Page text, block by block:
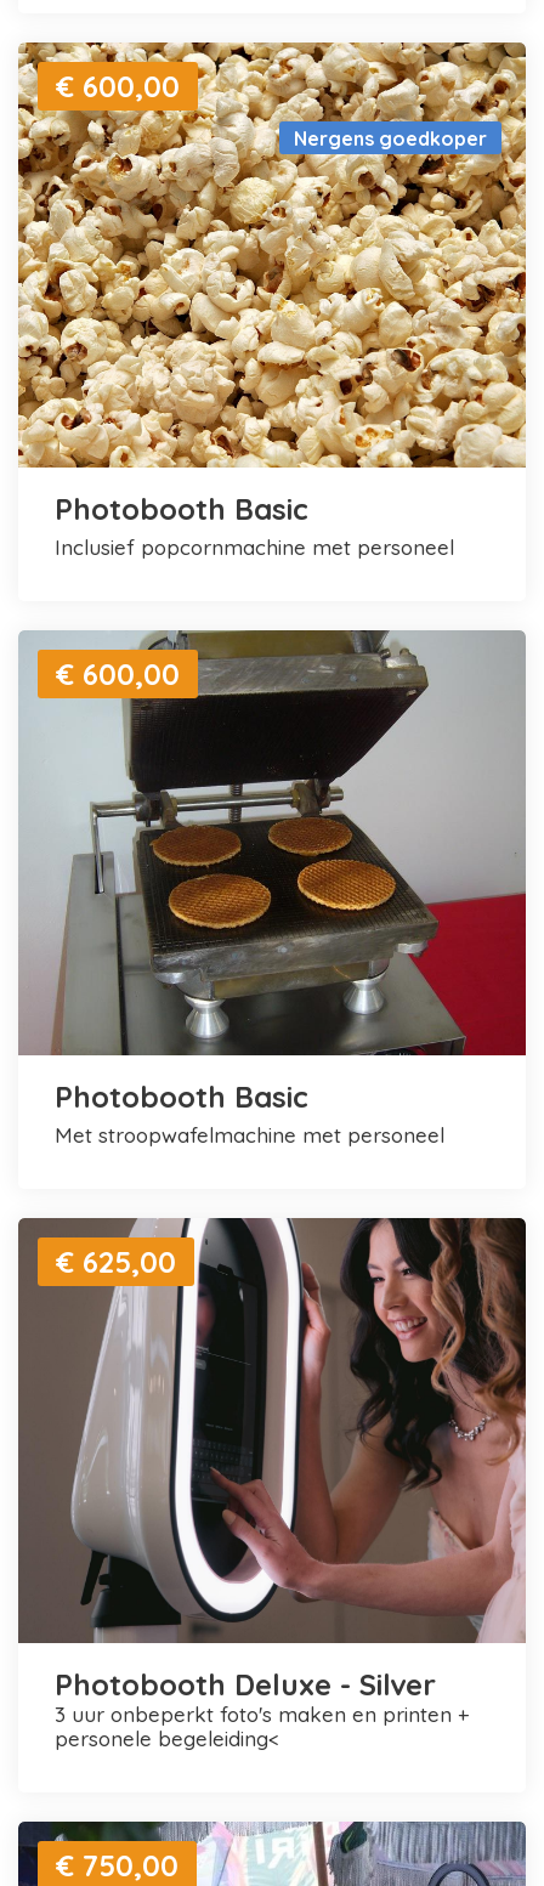
Nergens goedkoper
€ 600,00
Photobooth Basic
inclusief popcornmachine met personeel
€ 600,00
Photobooth Basic
met stroopwafelmachine met personeel
€ 625,00
Photobooth Deluxe - Silver
3 uur onbeperkt foto's maken en printen +
personele begeleiding<
€ 750,00